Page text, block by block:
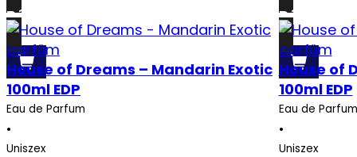
Részletek
Részletek
House of Dreams – Mandarin Exotic
100ml EDP
Eau de Parfum
•
Uniszex
House of
100ml EDP
Eau de Parfum
•
Uniszex